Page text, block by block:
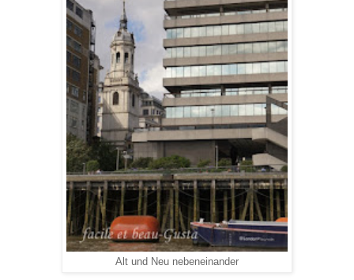
Alt und Neu nebeneinander